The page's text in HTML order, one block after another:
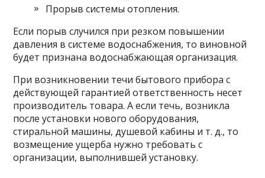
Прорыв системы отопления.
Если порыв случился при резком повышении
давления в системе водоснабжения, то виновной
будет признана водоснабжающая организация.
При возникновении течи бытового прибора с
действующей гарантией ответственность несет
производитель товара. А если течь, возникла
после установки нового оборудования,
стиральной машины, душевой кабины и т. д., то
возмещение ущерба нужно требовать с
организации, выполнившей установку.